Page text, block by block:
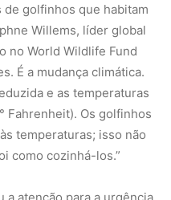
golfinhos que habitam
Willems, líder global
no World Wildlife Fund
É a mudança climática.
e as temperaturas
Fahrenheit). Os golfinhos
temperaturas; isso não
como cozinhá-los.”